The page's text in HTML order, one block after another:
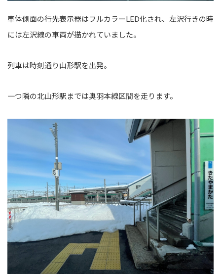
車体側面の行先表示器はフルカラーLED化され、左沢行きの時
には左沢線の車両が描かれていました。
列車は時刻通り山形駅を出発。
一つ隣の北山形駅までは奥羽本線区間を走ります。